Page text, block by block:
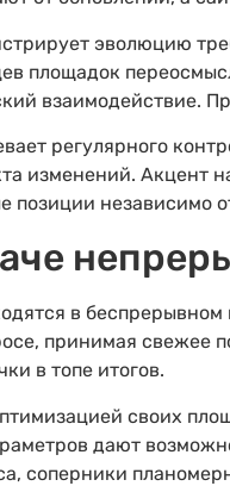
эволюцию
площадок
взаимодействие.
регулярного
изменений. Акцент
позиции независимо
в
принимая свежее
в топе итогов.
своих
дают
соперники